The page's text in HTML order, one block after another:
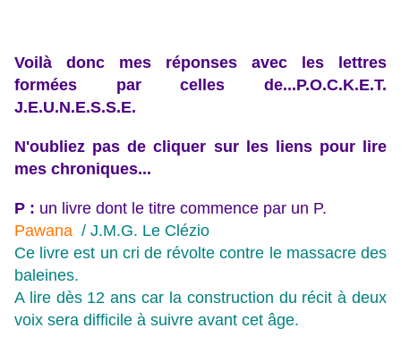
Voilà donc mes réponses avec les lettres
formées par celles de...P.O.C.K.E.T.
J.E.U.N.E.S.S.E.
N'oubliez pas de cliquer sur les liens pour lire
mes chroniques...
P : un livre dont le titre commence par un P.
Pawana / J.M.G. Le Clézio
Ce livre est un cri de révolte contre le massacre des
baleines.
A lire dès 12 ans car la construction du récit à deux
voix sera difficile à suivre avant cet âge.